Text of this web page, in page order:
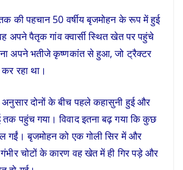
की पहचान 50 वर्षीय बृजमोहन के रूप में हुई
अपने पैतृक गांव क्वार्सी स्थित खेत पर पहुंचे
अपने भतीजे कृष्णकांत से हुआ, जो ट्रैक्टर
रहा था।
अनुसार दोनों के बीच पहले कहासुनी हुई और
तक पहुंच गया। विवाद इतना बढ़ गया कि कुछ
गईं। बृजमोहन को एक गोली सिर में और
चोटों के कारण वह खेत में ही गिर पड़े और